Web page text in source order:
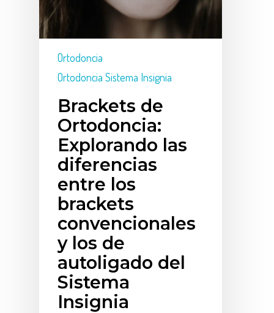
Ortodoncia
Ortodoncia Sistema Insignia
Brackets de
Ortodoncia:
Explorando las
diferencias
entre los
brackets
convencionales
y los de
autoligado del
Sistema
Insignia